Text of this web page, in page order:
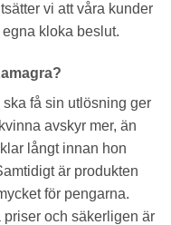
vi att våra kunder
kloka beslut.
få sin utlösning ger
avskyr mer, än
långt innan hon
är produkten
för pengarna.
och säkerligen är